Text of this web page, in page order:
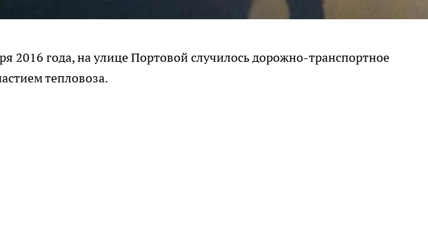
2016 года, на улице Портовой случилось дорожно-транспортное
тепловоза.